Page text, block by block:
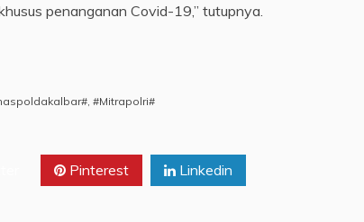
penanganan Covid-19,” tutupnya.
#Mitrapolri#
Pinterest Linkedin